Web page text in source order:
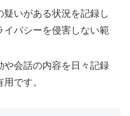
疑いがある状況を記録し
イバシーを侵害しない範
や会話の内容を日々記録
です。